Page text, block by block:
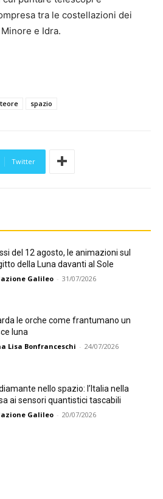
tra le costellazioni dei
e Idra.
spazio
Twitter
del 12 agosto, le animazioni sul
della Luna davanti al Sole
Galileo - 31/07/2026
le orche come frantumano un
luna
Lisa Bonfranceschi - 24/07/2026
nello spazio: l’Italia nella
ai sensori quantistici tascabili
Galileo - 20/07/2026